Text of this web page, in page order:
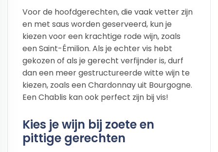
Voor de hoofdgerechten, die vaak vetter zijn
en met saus worden geserveerd, kun je
kiezen voor een krachtige rode wijn, zoals
een Saint-Émilion. Als je echter vis hebt
gekozen of als je gerecht verfijnder is, durf
dan een meer gestructureerde witte wijn te
kiezen, zoals een Chardonnay uit Bourgogne.
Een Chablis kan ook perfect zijn bij vis!
Kies je wijn bij zoete en
pittige gerechten